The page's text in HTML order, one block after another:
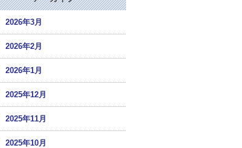
2026年3月
2026年2月
2026年1月
2025年12月
2025年11月
2025年10月